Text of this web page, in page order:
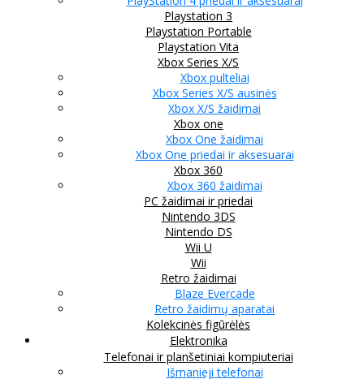
Playstation 3
Playstation Portable
Playstation Vita
Xbox Series X/S
Xbox pulteliai
Xbox Series X/S ausinės
Xbox X/S žaidimai
Xbox one
Xbox One žaidimai
Xbox One priedai ir aksesuarai
Xbox 360
Xbox 360 žaidimai
PC žaidimai ir priedai
Nintendo 3DS
Nintendo DS
Wii U
Wii
Retro žaidimai
Blaze Evercade
Retro žaidimų aparatai
Kolekcinės figūrėlės
Elektronika
Telefonai ir planšetiniai kompiuteriai
Išmanieji telefonai